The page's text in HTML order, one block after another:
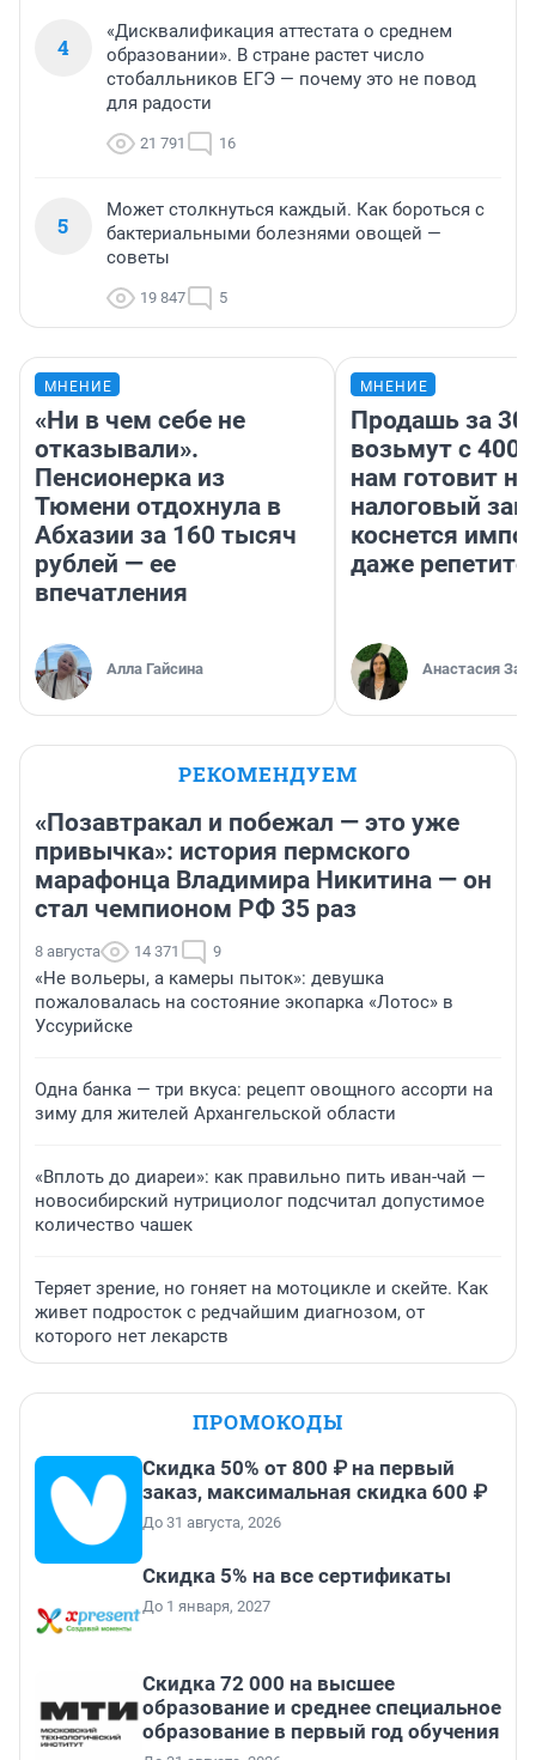
4
«Дисквалификация аттестата о среднем
образовании». В стране растет число
стобалльников ЕГЭ — почему это не повод
для радости
21 791 16
5
Может столкнуться каждый. Как бороться с
бактериальными болезнями овощей —
советы
19 847 5
МНЕНИЕ
«Ни в чем себе не
отказывали».
Пенсионерка из
Тюмени отдохнула в
Абхазии за 160 тысяч
рублей — ее
впечатления
Алла Гайсина
МНЕНИЕ
Продашь за
возьмут с
нам готовит
налоговый
коснется
даже
Анастасия
РЕКОМЕНДУЕМ
«Позавтракал и побежал — это уже
привычка»: история пермского
марафонца Владимира Никитина — он
стал чемпионом РФ 35 раз
8 августа 14 371 9
«Не вольеры, а камеры пыток»: девушка
пожаловалась на состояние экопарка «Лотос» в
Уссурийске
Одна банка — три вкуса: рецепт овощного ассорти на
зиму для жителей Архангельской области
«Вплоть до диареи»: как правильно пить иван-чай —
новосибирский нутрициолог подсчитал допустимое
количество чашек
Теряет зрение, но гоняет на мотоцикле и скейте. Как
живет подросток с редчайшим диагнозом, от
которого нет лекарств
ПРОМОКОДЫ
Скидка 50% от 800 ₽ на первый
заказ, максимальная скидка 600 ₽
До 31 августа, 2026
Скидка 5% на все сертификаты
До 1 января, 2027
Скидка 72 000 на высшее
образование и среднее специальное
образование в первый год обучения